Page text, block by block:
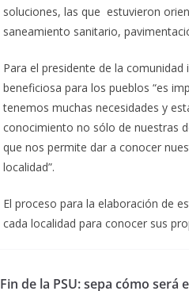
soluciones, las que estuvieron
saneamiento sanitario,
Para el presidente de la
beneficiosa para los pueblos “es
tenemos muchas necesidades y
conocimiento no sólo de nuestras
que nos permite dar a conocer
localidad”.
El proceso para la elaboración de
cada localidad para conocer sus
Fin de la PSU: sepa cómo será